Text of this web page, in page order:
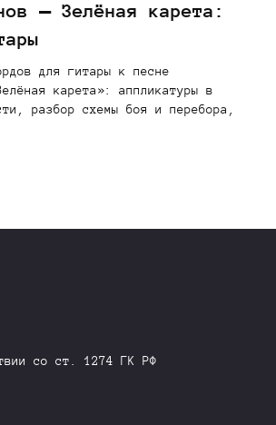
— Зелёная карета:
для гитары к песне
карета»: аппликатуры в
разбор схемы боя и перебора,
со ст. 1274 ГК РФ